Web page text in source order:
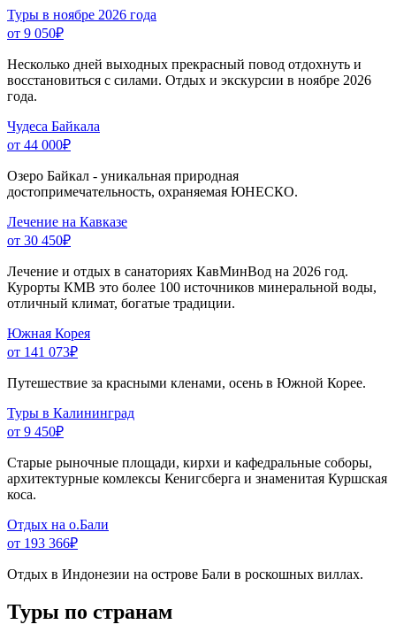
Туры в ноябре 2026 года
от 9 050₽
Несколько дней выходных прекрасный повод отдохнуть и
восстановиться с силами. Отдых и экскурсии в ноябре 2026
года.
Чудеса Байкала
от 44 000₽
Озеро Байкал - уникальная природная
достопримечательность, охраняемая ЮНЕСКО.
Лечение на Кавказе
от 30 450₽
Лечение и отдых в санаториях КавМинВод на 2026 год.
Курорты КМВ это более 100 источников минеральной воды,
отличный климат, богатые традиции.
Южная Корея
от 141 073₽
Путешествие за красными кленами, осень в Южной Корее.
Туры в Калининград
от 9 450₽
Старые рыночные площади, кирхи и кафедральные соборы,
архитектурные комлексы Кенигсберга и знаменитая Куршская
коса.
Отдых на о.Бали
от 193 366₽
Отдых в Индонезии на острове Бали в роскошных виллах.
Туры по странам